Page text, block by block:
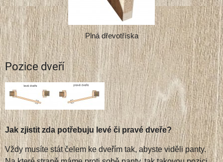
Plná dřevotříska
Pozice dveří
Jak zjistit zda potřebuju levé či pravé dveře?
Vždy musíte stát čelem ke dveřím tak, abyste viděli panty.